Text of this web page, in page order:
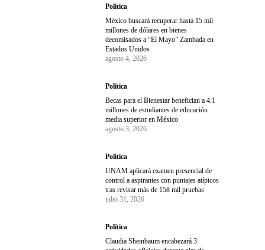
Política
México buscará recuperar hasta 15 mil
millones de dólares en bienes
decomisados a “El Mayo” Zambada en
Estados Unidos
agosto 4, 2026
Política
Becas para el Bienestar benefician a 4.1
millones de estudiantes de educación
media superior en México
agosto 3, 2026
Política
UNAM aplicará examen presencial de
control a aspirantes con puntajes atípicos
tras revisar más de 158 mil pruebas
julio 31, 2026
Política
Claudia Sheinbaum encabezará 3